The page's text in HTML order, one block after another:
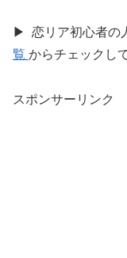
▶ 恋リア初心者の
覧 からチェックし
スポンサーリンク